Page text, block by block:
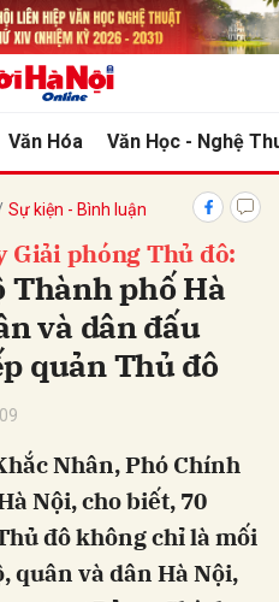
Văn Hóa Văn Học - Nghệ
Sự kiện - Bình luận
Giải phóng Thủ đô:
Thành phố Hà
và dân đấu
quản Thủ đô
Nhân, Phó Chính
Nội, cho biết, 70
đô không chỉ là mối
quân và dân Hà Nội,